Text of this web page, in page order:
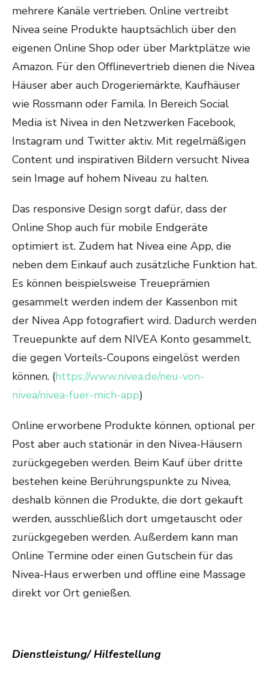
mehrere Kanäle vertrieben. Online vertreibt
Nivea seine Produkte hauptsächlich über den
eigenen Online Shop oder über Marktplätze wie
Amazon. Für den Offlinevertrieb dienen die Nivea
Häuser aber auch Drogeriemärkte, Kaufhäuser
wie Rossmann oder Famila. In Bereich Social
Media ist Nivea in den Netzwerken Facebook,
Instagram und Twitter aktiv. Mit regelmäßigen
Content und inspirativen Bildern versucht Nivea
sein Image auf hohem Niveau zu halten.
Das responsive Design sorgt dafür, dass der
Online Shop auch für mobile Endgeräte
optimiert ist. Zudem hat Nivea eine App, die
neben dem Einkauf auch zusätzliche Funktion hat.
Es können beispielsweise Treueprämien
gesammelt werden indem der Kassenbon mit
der Nivea App fotografiert wird. Dadurch werden
Treuepunkte auf dem NIVEA Konto gesammelt,
die gegen Vorteils-Coupons eingelöst werden
können. (https://www.nivea.de/neu-von-
nivea/nivea-fuer-mich-app)
Online erworbene Produkte können, optional per
Post aber auch stationär in den Nivea-Häusern
zurückgegeben werden. Beim Kauf über dritte
bestehen keine Berührungspunkte zu Nivea,
deshalb können die Produkte, die dort gekauft
werden, ausschließlich dort umgetauscht oder
zurückgegeben werden. Außerdem kann man
Online Termine oder einen Gutschein für das
Nivea-Haus erwerben und offline eine Massage
direkt vor Ort genießen.
Dienstleistung/ Hilfestellung